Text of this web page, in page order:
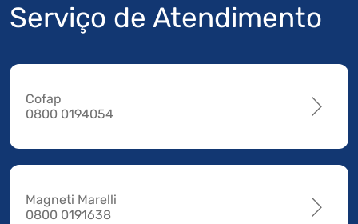
Serviço de Atendimento
Cofap
0800 0194054
Magneti Marelli
0800 0191638